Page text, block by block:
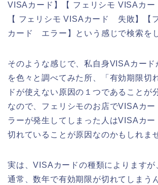
VISAカード】【 フェリシモ VISAカ
【 フェリシモ VISAカード 失敗】【
カード エラー】という感じで検索を
そのような感じで、私自身VISAカード
を色々と調べてみた所、「有効期限切
ドが使えない原因の１つであることが
なので、フェリシモのお店でVISAカー
ラーが発生してしまった人はVISAカー
切れていることが原因なのかもしれま
実は、VISAカードの種類によります
通常、数年で有効期限が切れてしまう